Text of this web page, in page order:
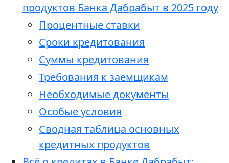
продуктов Банка Дабрабыт в 2025 году
Процентные ставки
Сроки кредитования
Суммы кредитования
Требования к заемщикам
Необходимые документы
Особые условия
Сводная таблица основных
кредитных продуктов